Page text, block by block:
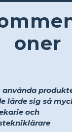
oner
lärde sig så
och